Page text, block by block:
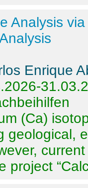
Analysis
Enrique
(Ca)
geological,
project